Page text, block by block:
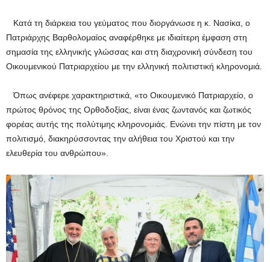
Κατά τη διάρκεια του γεύματος που διοργάνωσε η κ. Νασίκα, ο
Πατριάρχης Βαρθολομαίος αναφέρθηκε με ιδιαίτερη έμφαση στη
σημασία της ελληνικής γλώσσας και στη διαχρονική σύνδεση του
Οικουμενικού Πατριαρχείου με την ελληνική πολιτιστική κληρονομιά.
Όπως ανέφερε χαρακτηριστικά, «το Οικουμενικό Πατριαρχείο, ο
πρώτος θρόνος της Ορθοδοξίας, είναι ένας ζωντανός και ζωτικός
φορέας αυτής της πολύτιμης κληρονομιάς. Ενώνει την πίστη με τον
πολιτισμό, διακηρύσσοντας την αλήθεια του Χριστού και την
ελευθερία του ανθρώπου».